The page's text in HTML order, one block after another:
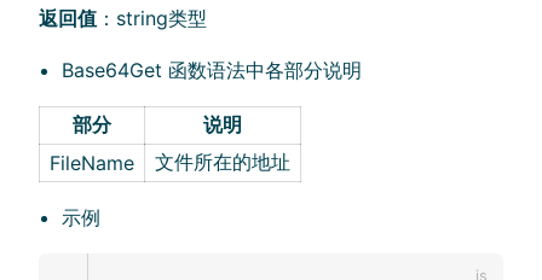
返回值 ：string类型
Base64Get 函数语法中各部分说明
部分
说明
FileName
文件所在的地址
示例